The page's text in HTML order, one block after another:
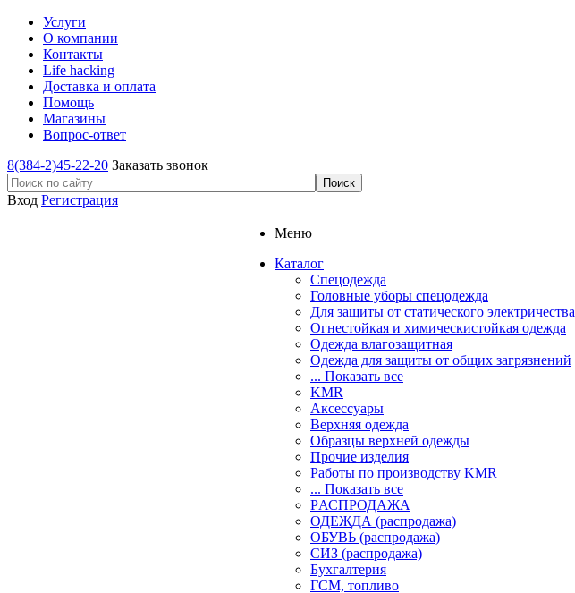
Услуги
О компании
Контакты
Life hacking
Доставка и оплата
Помощь
Магазины
Вопрос-ответ
8(384-2)45-22-20 Заказать звонок
Вход Регистрация
Меню
Каталог
Спецодежда
Головные уборы спецодежда
Для защиты от статического электричества
Огнестойкая и химическистойкая одежда
Одежда влагозащитная
Одежда для защиты от общих загрязнений
... Показать все
KMR
Аксессуары
Верхняя одежда
Образцы верхней одежды
Прочие изделия
Работы по производству KMR
... Показать все
PАСПРОДАЖА
ОДЕЖДА (распродажа)
ОБУВЬ (распродажа)
СИЗ (распродажа)
Бухгалтерия
ГСМ, топливо